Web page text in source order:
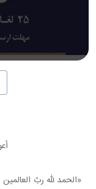
«الحمد لله ربّ